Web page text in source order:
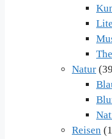
Natur
Reisen